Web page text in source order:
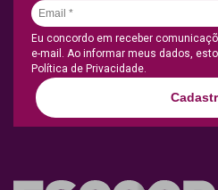
Eu concordo em receber
e-mail. Ao informar meus dados,
Política de Privacidade.